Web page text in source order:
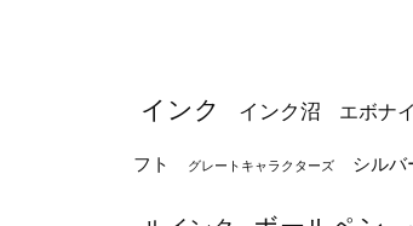
インク インク沼 エボナ
フト グレートキャラクターズ シルバ